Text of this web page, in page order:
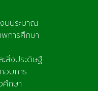
บประมาณ
การศึกษา
สิ่งประดิษฐ์
อบการ
ศึกษา